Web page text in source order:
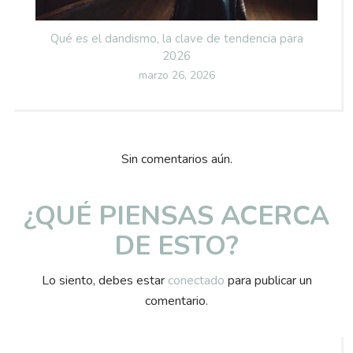
Qué es el dandismo, la clave de tendencia para
2026
Posted
marzo 26, 2026
Sin comentarios aún.
¿QUÉ PIENSAS ACERCA
DE ESTO?
Lo siento, debes estar conectado para publicar un
comentario.